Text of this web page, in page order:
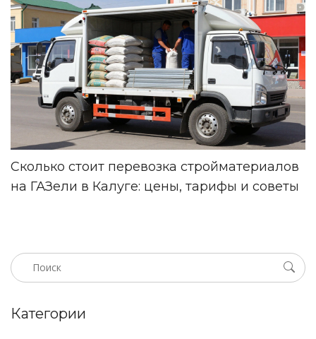
Сколько стоит перевозка стройматериалов
на ГАЗели в Калуге: цены, тарифы и советы
Категории